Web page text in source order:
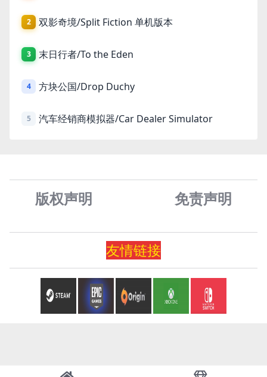
2 双影奇境/Split Fiction 单机版本
3 末日行者/To the Eden
4 方块公国/Drop Duchy
5 汽车经销商模拟器/Car Dealer Simulator
版权声明 免责声明
友情链接